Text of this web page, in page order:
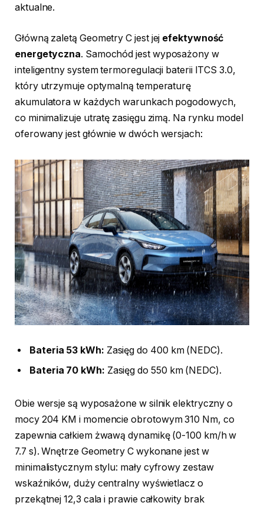
aktualne.
Główną zaletą Geometry C jest jej efektywność
energetyczna. Samochód jest wyposażony w
inteligentny system termoregulacji baterii ITCS 3.0,
który utrzymuje optymalną temperaturę
akumulatora w każdych warunkach pogodowych,
co minimalizuje utratę zasięgu zimą. Na rynku model
oferowany jest głównie w dwóch wersjach:
Bateria 53 kWh: Zasięg do 400 km (NEDC).
Bateria 70 kWh: Zasięg do 550 km (NEDC).
Obie wersje są wyposażone w silnik elektryczny o
mocy 204 KM i momencie obrotowym 310 Nm, co
zapewnia całkiem żwawą dynamikę (0-100 km/h w
7.7 s). Wnętrze Geometry C wykonane jest w
minimalistycznym stylu: mały cyfrowy zestaw
wskaźników, duży centralny wyświetlacz o
przekątnej 12,3 cala i prawie całkowity brak